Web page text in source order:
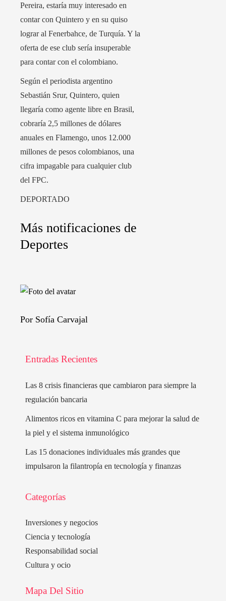
Pereira, estaría muy interesado en
contar con Quintero y en su quiso
lograr al Fenerbahce, de Turquía. Y la
oferta de ese club sería insuperable
para contar con el colombiano.
Según el periodista argentino
Sebastián Srur, Quintero, quien
llegaría como agente libre en Brasil,
cobraría 2,5 millones de dólares
anuales en Flamengo, unos 12.000
millones de pesos colombianos, una
cifra impagable para cualquier club
del FPC.
DEPORTADO
Más notificaciones de
Deportes
Por Sofía Carvajal
Entradas Recientes
Las 8 crisis financieras que cambiaron para siempre la
regulación bancaria
Alimentos ricos en vitamina C para mejorar la salud de
la piel y el sistema inmunológico
Las 15 donaciones individuales más grandes que
impulsaron la filantropía en tecnología y finanzas
Categorías
Inversiones y negocios
Ciencia y tecnología
Responsabilidad social
Cultura y ocio
Mapa Del Sitio